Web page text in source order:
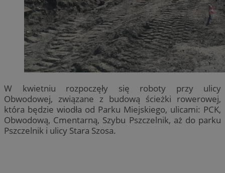
W kwietniu rozpoczęły się roboty przy ulicy
Obwodowej, związane z budową ścieżki rowerowej,
która będzie wiodła od Parku Miejskiego, ulicami: PCK,
Obwodową, Cmentarną, Szybu Pszczelnik, aż do parku
Pszczelnik i ulicy Stara Szosa.